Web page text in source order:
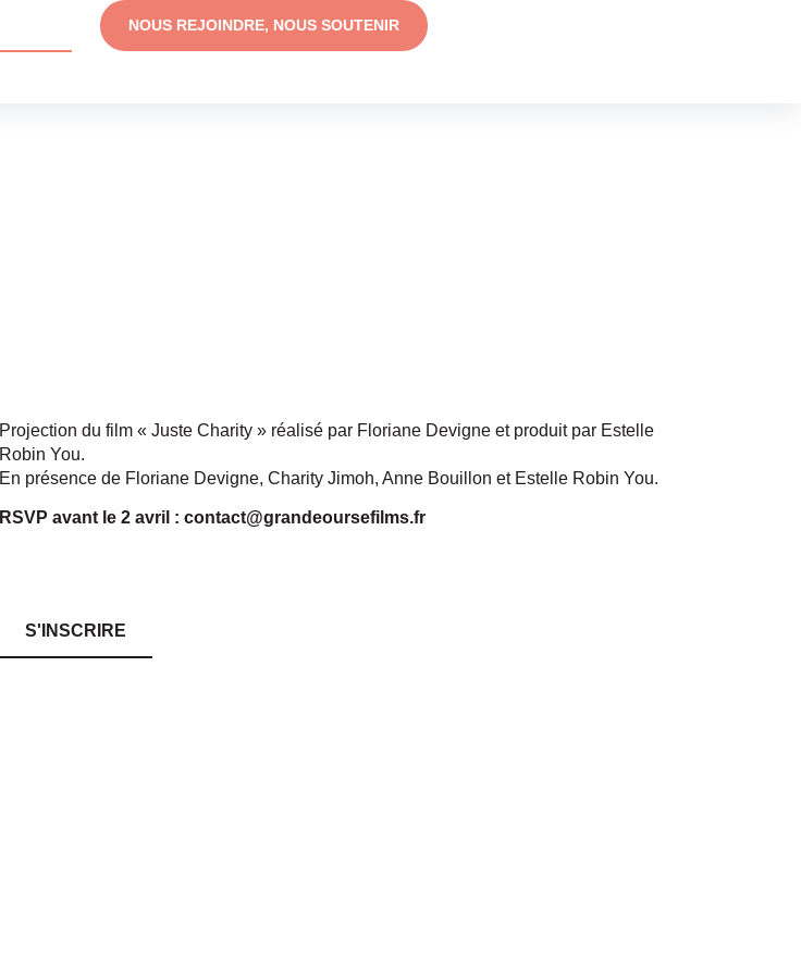
NOUS REJOINDRE, NOUS SOUTENIR
Projection du film « Juste Charity » réalisé par Floriane Devigne et produit par Estelle
Robin You.
En présence de Floriane Devigne, Charity Jimoh, Anne Bouillon et Estelle Robin You.
RSVP avant le 2 avril : contact@grandeoursefilms.fr
S'INSCRIRE